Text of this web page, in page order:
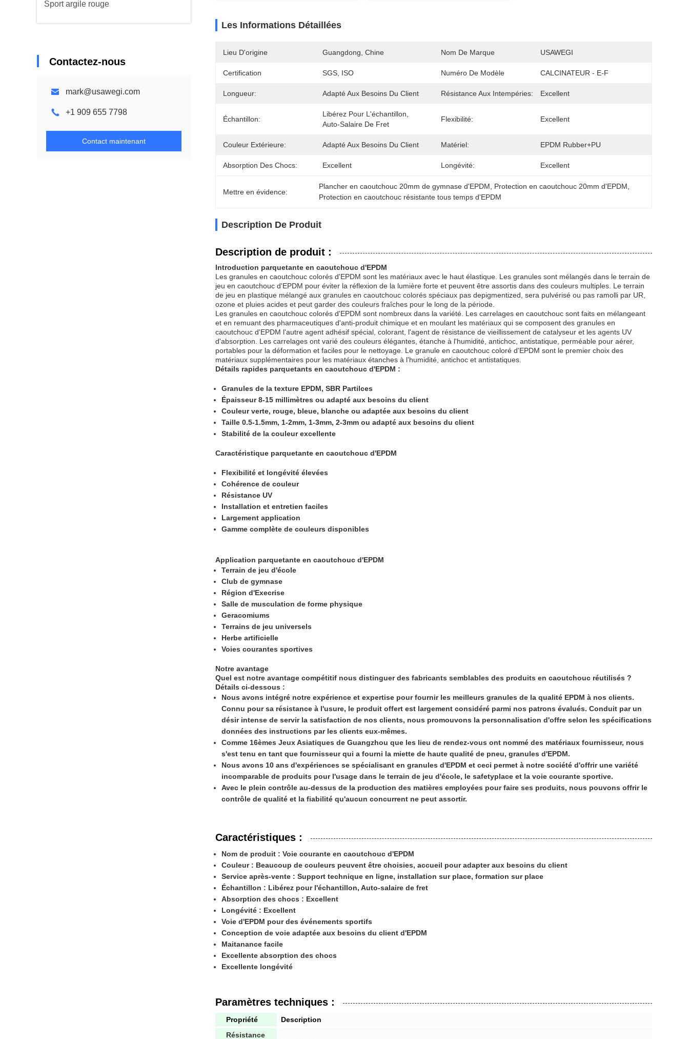
Sport argile rouge
Contactez-nous
mark@usawegi.com
+1 909 655 7798
Contact maintenant
Les Informations Détaillées
Lieu D'origine Guangdong, Chine Nom De Marque USAWEGI
Certification SGS, ISO Numéro De Modèle CALCINATEUR - E-F
Longueur: Adapté Aux Besoins Du Client Résistance Aux Intempéries: Excellent
Échantillon:
Libérez Pour L'échantillon,
Auto-Salaire De Fret
Flexibilité: Excellent
Couleur Extérieure: Adapté Aux Besoins Du Client Matériel: EPDM Rubber+PU
Absorption Des Chocs: Excellent Longévité: Excellent
Mettre en évidence:
Plancher en caoutchouc 20mm de gymnase d'EPDM Protection en caoutchouc 20mm d'EPDM
Protection en caoutchouc résistante tous temps d'EPDM
Description De Produit
Description de produit :
Introduction parquetante en caoutchouc d'EPDM
Les granules en caoutchouc colorés d'EPDM sont les matériaux avec le haut élastique. Les granules sont mélangés dans le terrain de
jeu en caoutchouc d'EPDM pour éviter la réflexion de la lumière forte et peuvent être assortis dans des couleurs multiples. Le terrain
de jeu en plastique mélangé aux granules en caoutchouc colorés spéciaux pas depigmentized, sera pulvérisé ou pas ramolli par UR,
ozone et pluies acides et peut garder des couleurs fraîches pour le long de la période.
Les granules en caoutchouc colorés d'EPDM sont nombreux dans la variété. Les carrelages en caoutchouc sont faits en mélangeant
et en remuant des pharmaceutiques d'anti-produit chimique et en moulant les matériaux qui se composent des granules en
caoutchouc d'EPDM l'autre agent adhésif spécial, colorant, l'agent de résistance de vieillissement de catalyseur et les agents UV
d'absorption. Les carrelages ont varié des couleurs élégantes, étanche à l'humidité, antichoc, antistatique, perméable pour aérer,
portables pour la déformation et faciles pour le nettoyage. Le granule en caoutchouc coloré d'EPDM sont le premier choix des
matériaux supplémentaires pour les matériaux étanches à l'humidité, antichoc et antistatiques.
Détails rapides parquetants en caoutchouc d'EPDM :
Granules de la texture EPDM, SBR Partilces
Épaisseur 8-15 millimètres ou adapté aux besoins du client
Couleur verte, rouge, bleue, blanche ou adaptée aux besoins du client
Taille 0.5-1.5mm, 1-2mm, 1-3mm, 2-3mm ou adapté aux besoins du client
Stabilité de la couleur excellente
Caractéristique parquetante en caoutchouc d'EPDM
Flexibilité et longévité élevées
Cohérence de couleur
Résistance UV
Installation et entretien faciles
Largement application
Gamme complète de couleurs disponibles
Application parquetante en caoutchouc d'EPDM
Terrain de jeu d'école
Club de gymnase
Région d'Execrise
Salle de musculation de forme physique
Geracomiums
Terrains de jeu universels
Herbe artificielle
Voies courantes sportives
Notre avantage
Quel est notre avantage compétitif nous distinguer des fabricants semblables des produits en caoutchouc réutilisés ?
Détails ci-dessous :
Nous avons intégré notre expérience et expertise pour fournir les meilleurs granules de la qualité EPDM à nos clients.
Connu pour sa résistance à l'usure, le produit offert est largement considéré parmi nos patrons évalués. Conduit par un
désir intense de servir la satisfaction de nos clients, nous promouvons la personnalisation d'offre selon les spécifications
données des instructions par les clients eux-mêmes.
Comme 16èmes Jeux Asiatiques de Guangzhou que les lieu de rendez-vous ont nommé des matériaux fournisseur, nous
s'est tenu en tant que fournisseur qui a fourni la miette de haute qualité de pneu, granules d'EPDM.
Nous avons 10 ans d'expériences se spécialisant en granules d'EPDM et ceci permet à notre société d'offrir une variété
incomparable de produits pour l'usage dans le terrain de jeu d'école, le safetyplace et la voie courante sportive.
Avec le plein contrôle au-dessus de la production des matières employées pour faire ses produits, nous pouvons offrir le
contrôle de qualité et la fiabilité qu'aucun concurrent ne peut assortir.
Caractéristiques :
Nom de produit : Voie courante en caoutchouc d'EPDM
Couleur : Beaucoup de couleurs peuvent être choisies, accueil pour adapter aux besoins du client
Service après-vente : Support technique en ligne, installation sur place, formation sur place
Échantillon : Libérez pour l'échantillon, Auto-salaire de fret
Absorption des chocs : Excellent
Longévité : Excellent
Voie d'EPDM pour des événements sportifs
Conception de voie adaptée aux besoins du client d'EPDM
Maitanance facile
Excellente absorption des chocs
Excellente longévité
Paramètres techniques :
Propriété
Description
Résistance